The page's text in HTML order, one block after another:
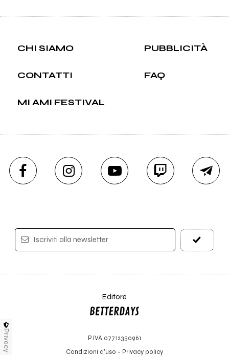
CHI SIAMO PUBBLICITÀ
CONTATTI FAQ
MI AMI FESTIVAL
Iscriviti alla newsletter
Editore
P.IVA 07712350961
Condizioni d'uso - Privacy policy
Privacy